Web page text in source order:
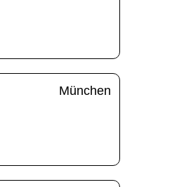
München